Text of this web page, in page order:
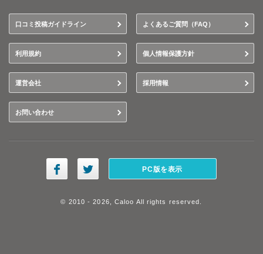
口コミ投稿ガイドライン よくあるご質問（FAQ）
利用規約 個人情報保護方針
運営会社 採用情報
お問い合わせ
PC版を表示
© 2010 - 2026, Caloo All rights reserved.